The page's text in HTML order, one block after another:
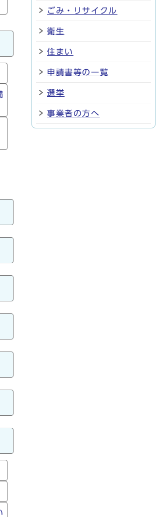
ごみ・リサイクル
衛生
住まい
申請書等の一覧
選挙
事業者の方へ